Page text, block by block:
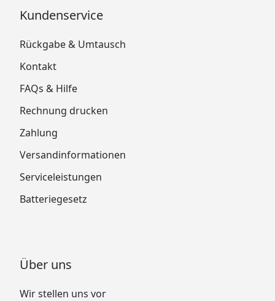
Kundenservice
Rückgabe & Umtausch
Kontakt
FAQs & Hilfe
Rechnung drucken
Zahlung
Versandinformationen
Serviceleistungen
Batteriegesetz
Über uns
Wir stellen uns vor